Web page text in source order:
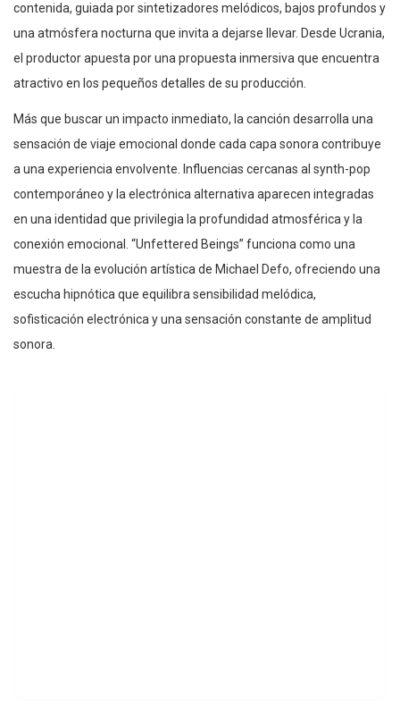
contenida, guiada por sintetizadores melódicos, bajos profundos y
una atmósfera nocturna que invita a dejarse llevar. Desde Ucrania,
el productor apuesta por una propuesta inmersiva que encuentra
atractivo en los pequeños detalles de su producción.
Más que buscar un impacto inmediato, la canción desarrolla una
sensación de viaje emocional donde cada capa sonora contribuye
a una experiencia envolvente. Influencias cercanas al synth-pop
contemporáneo y la electrónica alternativa aparecen integradas
en una identidad que privilegia la profundidad atmosférica y la
conexión emocional. “Unfettered Beings” funciona como una
muestra de la evolución artística de Michael Defo, ofreciendo una
escucha hipnótica que equilibra sensibilidad melódica,
sofisticación electrónica y una sensación constante de amplitud
sonora.